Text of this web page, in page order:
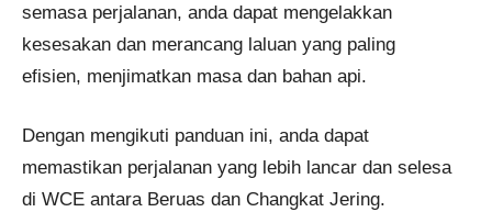
semasa perjalanan, anda dapat mengelakkan
kesesakan dan merancang laluan yang paling
efisien, menjimatkan masa dan bahan api.
Dengan mengikuti panduan ini, anda dapat
memastikan perjalanan yang lebih lancar dan selesa
di WCE antara Beruas dan Changkat Jering.